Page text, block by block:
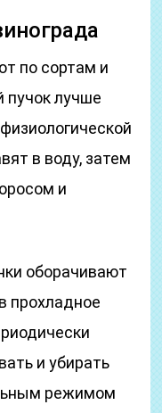
по сортам и
лучше
в воду, затем
и
оборачивают
прохладное
и убирать
режимом